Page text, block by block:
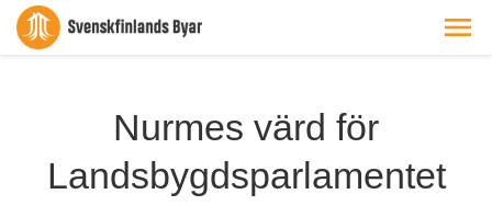
Nurmes värd för
Landsbygdsparlamentet